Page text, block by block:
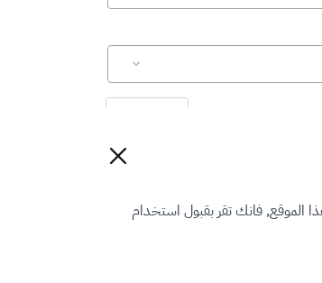
الموقع, فانك تقر بقبول استخدام